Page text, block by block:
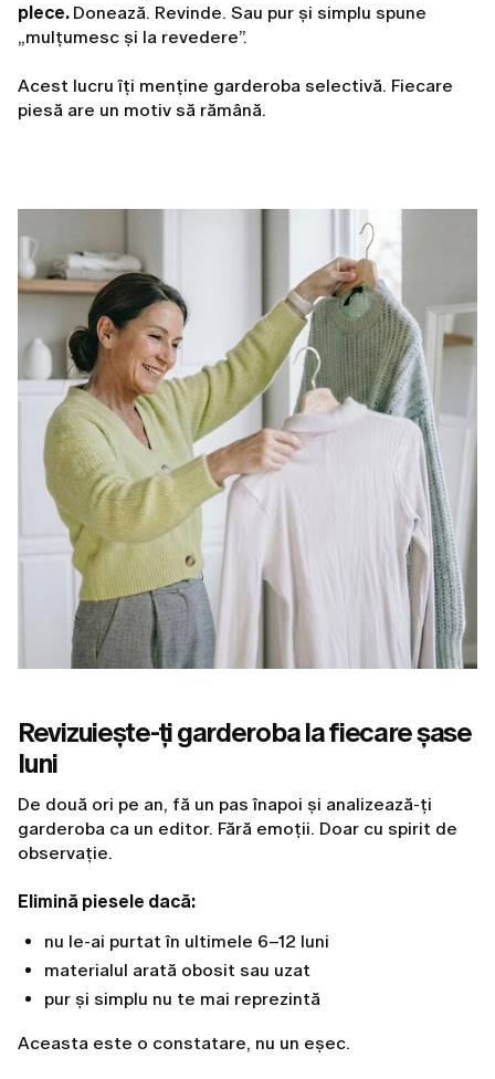
plece. Donează. Revinde. Sau pur și simplu spune
„mulțumesc și la revedere”.
Acest lucru îți menține garderoba selectivă. Fiecare
piesă are un motiv să rămână.
Revizuiește-ți garderoba la fiecare șase
luni
De două ori pe an, fă un pas înapoi și analizează-ți
garderoba ca un editor. Fără emoții. Doar cu spirit de
observație.
Elimină piesele dacă:
nu le-ai purtat în ultimele 6–12 luni
materialul arată obosit sau uzat
pur și simplu nu te mai reprezintă
Aceasta este o constatare, nu un eșec.